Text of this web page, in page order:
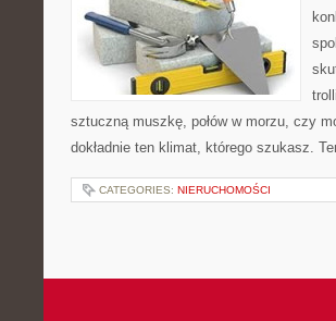
sztuczną muszkę, połów w morzu, czy
dokładnie ten klimat, którego szukasz.
CATEGORIES: NIERUCHOMOŚCI